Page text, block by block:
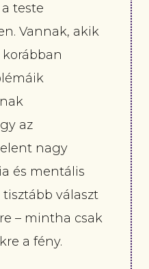
teste
Vannak, akik
az
nagy
és mentális
választ
– mintha csak
a fény.